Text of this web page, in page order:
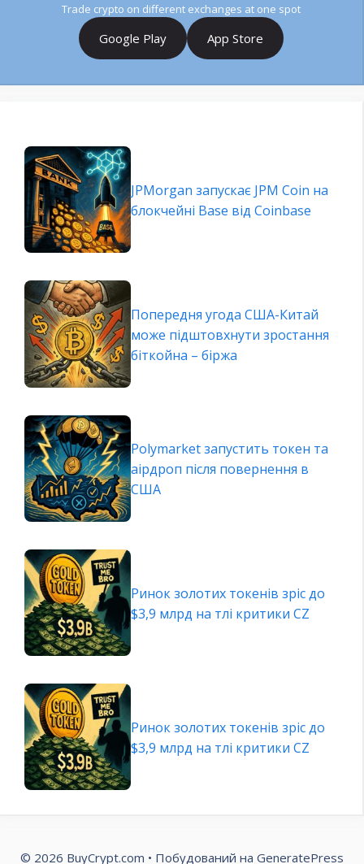
Trade crypto on different exchanges at one spot
Google Play App Store
JPMorgan запускає JPM Coin на
блокчейні Base від Coinbase
Попередня угода США-Китай
може підштовхнути зростання
біткойна – біржа
Polymarket запустить токен та
аірдроп після повернення в
США
Ринок золотих токенів зріс до
$3,9 млрд на тлі критики CZ
Ринок золотих токенів зріс до
$3,9 млрд на тлі критики CZ
© 2026 BuyCrypt.com • Побудований на GeneratePress